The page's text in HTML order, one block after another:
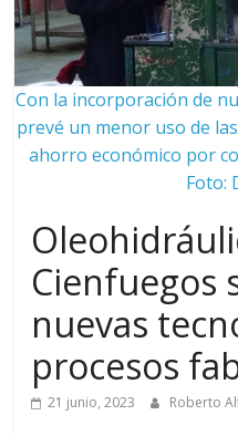
Con la incorporación de
prevé un menor uso de
ahorro económico por
Foto:
Cienfuegos
nuevas
procesos
21 junio, 2023 Roberto